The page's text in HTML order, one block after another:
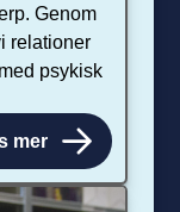
Genom
relationer
psykisk
mer